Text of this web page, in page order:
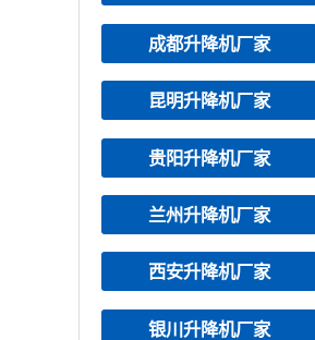
成都升降机厂家
昆明升降机厂家
贵阳升降机厂家
兰州升降机厂家
西安升降机厂家
银川升降机厂家